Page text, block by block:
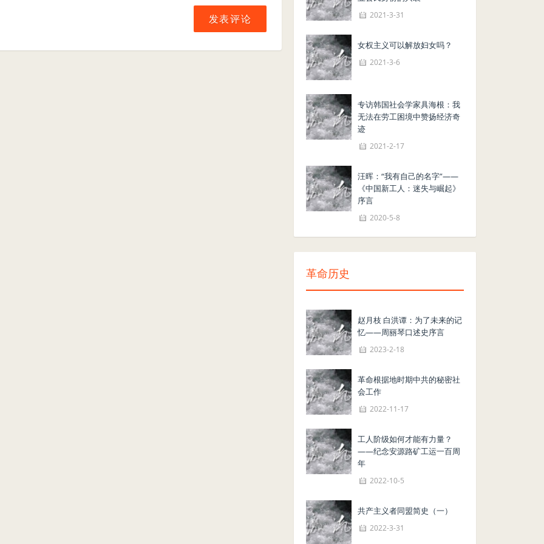
2021-3-31
女权主义可以解放妇女吗？
2021-3-6
专访韩国社会学家具海根：我
无法在劳工困境中赞扬经济奇
迹
2021-2-17
汪晖：“我有自己的名字”——
《中国新工人：迷失与崛起》
序言
2020-5-8
革命历史
赵月枝 白洪谭：为了未来的记
忆——周丽琴口述史序言
2023-2-18
革命根据地时期中共的秘密社
会工作
2022-11-17
工人阶级如何才能有力量？
——纪念安源路矿工运一百周
年
2022-10-5
共产主义者同盟简史（一）
2022-3-31